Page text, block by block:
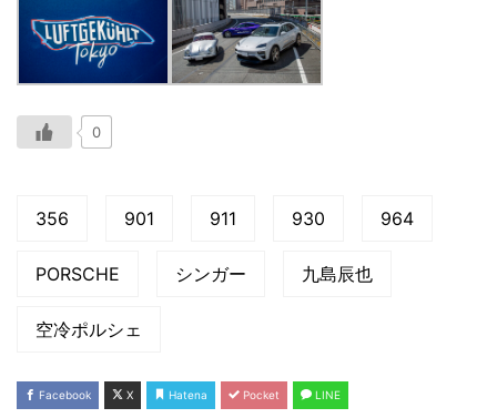
0
356 901 911 930 964
PORSCHE シンガー 九島辰也
空冷ポルシェ
Facebook X Hatena Pocket LINE